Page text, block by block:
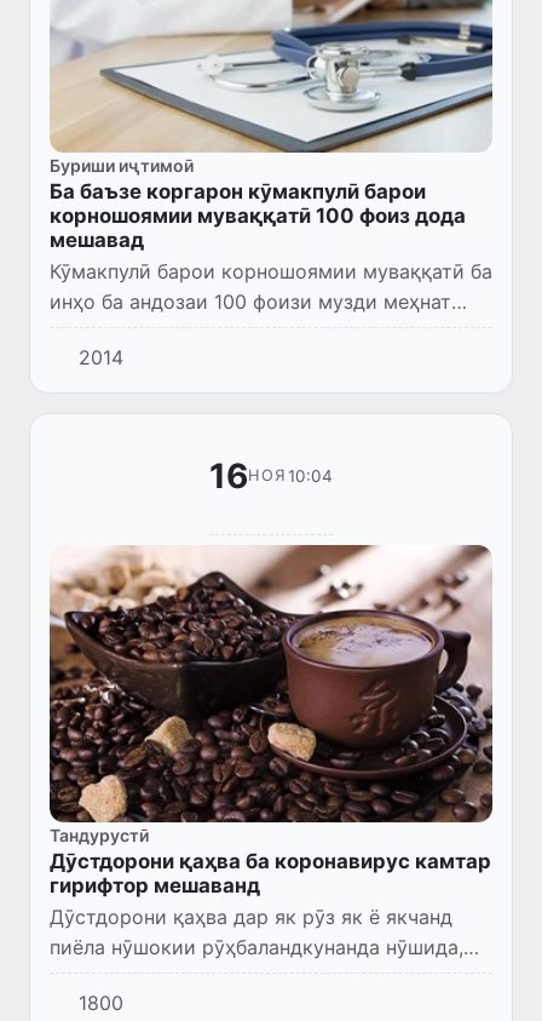
Буриши иҷтимоӣ
Ба баъзе коргарон кӯмакпулӣ барои
корношоямии муваққатӣ 100 фоиз дода
мешавад
Кӯмакпулӣ барои корношоямии муваққатӣ ба
инҳо ба андозаи 100 фоизи музди меҳнат
дода мешаванд:
2014
16НОЯ 10:04
Тандурустӣ
Дӯстдорони қаҳва ба коронавирус камтар
гирифтор мешаванд
Дӯстдорони қаҳва дар як рӯз як ё якчанд
пиёла нӯшокии рӯҳбаландкунанда нӯшида,
худашон намедонанд, ки хатари гирифтор
шудан ба коронавирусро коҳиш медиҳанд.
1800